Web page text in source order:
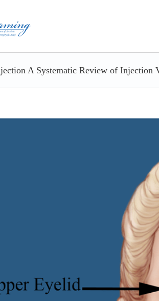
A Systematic Review of Injection